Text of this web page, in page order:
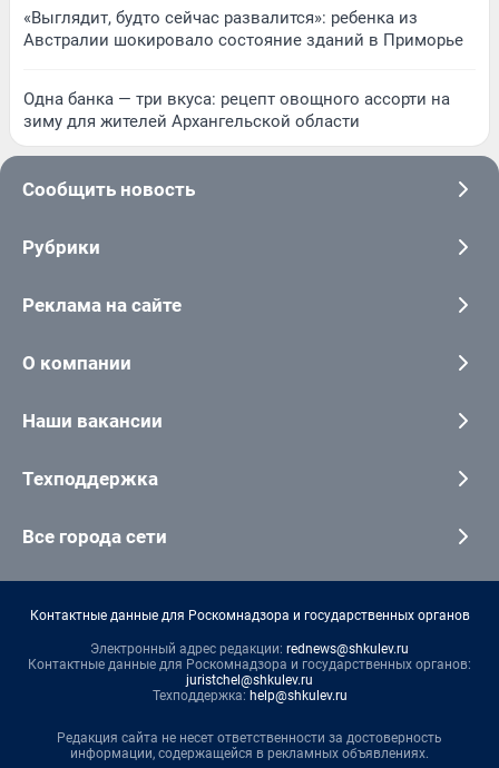
«Выглядит, будто сейчас развалится»: ребенка из
Австралии шокировало состояние зданий в Приморье
Одна банка — три вкуса: рецепт овощного ассорти на
зиму для жителей Архангельской области
Сообщить новость
Рубрики
Реклама на сайте
О компании
Наши вакансии
Техподдержка
Все города сети
Контактные данные для Роскомнадзора и государственных органов
Электронный адрес редакции: rednews@shkulev.ru
Контактные данные для Роскомнадзора и государственных органов:
juristchel@shkulev.ru
Техподдержка: help@shkulev.ru
Редакция сайта не несет ответственности за достоверность
информации, содержащейся в рекламных объявлениях.